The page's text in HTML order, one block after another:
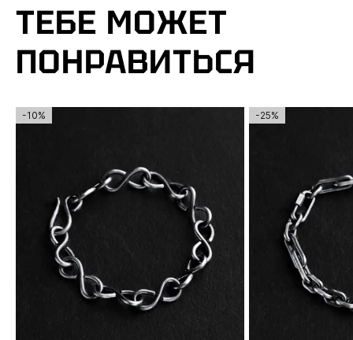
ТЕБЕ МОЖЕТ
ПОНРАВИТЬСЯ
-10% -25%